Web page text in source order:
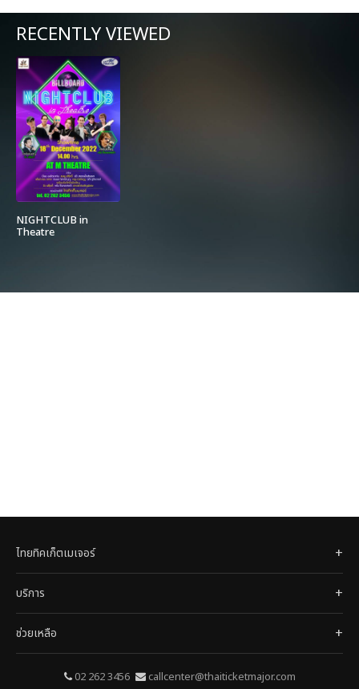
RECENTLY VIEWED
NIGHTCLUB in
Theatre
ไทยทิคเก็ตเมเจอร์
บริการ
ช่วยเหลือ
02 262 3456 callcenter@thaiticketmajor.com